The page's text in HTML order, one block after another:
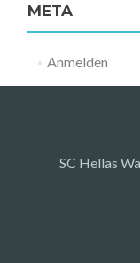
META
Anmelden
SC Hellas